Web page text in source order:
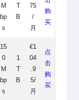
M
bp
s
T
B
75
/
月
购
买
15
0
M
bp
s
1
T
B
€1
04
.9
5/
月
点
击
购
买